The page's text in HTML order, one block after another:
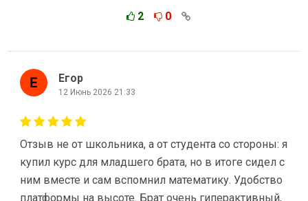
2 0
Егор
12 Июнь 2026 21:33
Отзыв не от школьника, а от студента со стороны: я
купил курс для младшего брата, но в итоге сидел с
ним вместе и сам вспомнил математику. Удобство
платформы на высоте. Брат очень гиперактивный,